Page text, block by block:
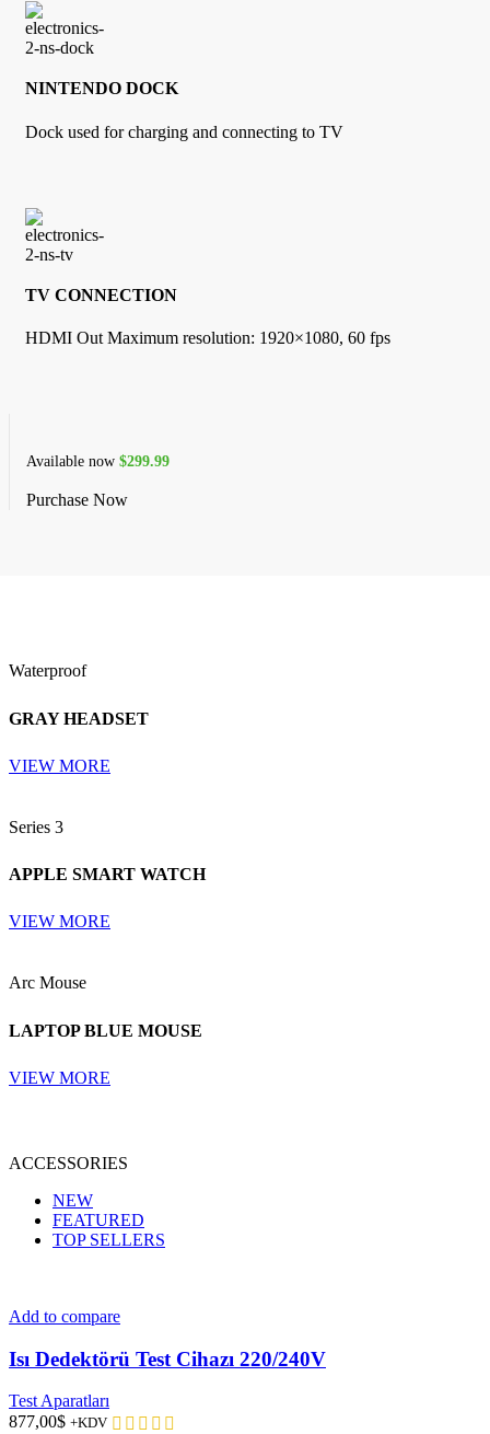
NINTENDO DOCK
Dock used for charging and connecting to TV
TV CONNECTION
HDMI Out Maximum resolution: 1920×1080, 60 fps
Available now $299.99
Purchase Now
Waterproof
GRAY HEADSET
VIEW MORE
Series 3
APPLE SMART WATCH
VIEW MORE
Arc Mouse
LAPTOP BLUE MOUSE
VIEW MORE
ACCESSORIES
NEW
FEATURED
TOP SELLERS
Add to compare
Isı Dedektörü Test Cihazı 220/240V
Test Aparatları
877,00$ +KDV